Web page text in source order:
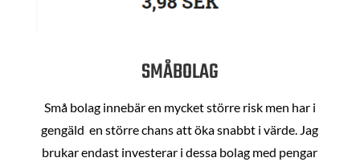
SMÅBOLAG
Små bolag innebär en mycket större risk men har i
gengäld en större chans att öka snabbt i värde. Jag
brukar endast investerar i dessa bolag med pengar